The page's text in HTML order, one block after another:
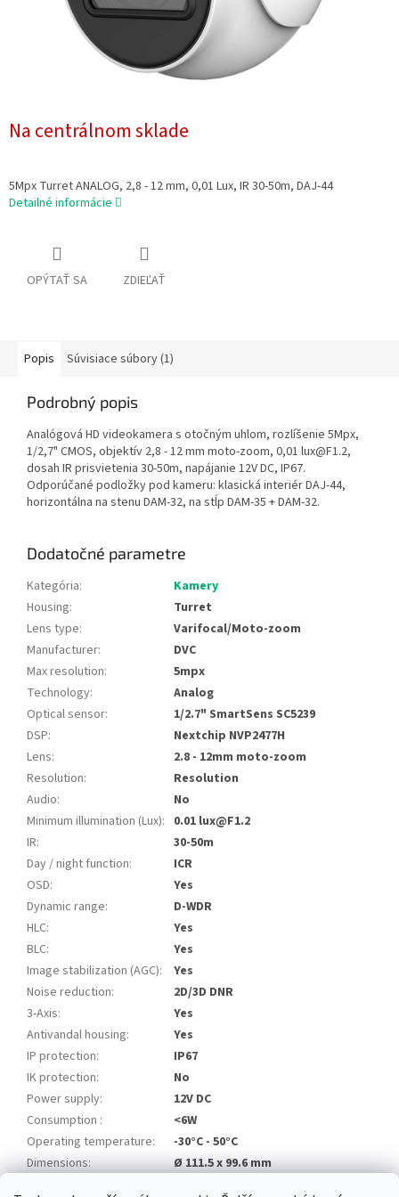
Na centrálnom sklade
5Mpx Turret ANALOG, 2,8 - 12 mm, 0,01 Lux, IR 30-50m, DAJ-44
Detailné informácie
OPÝTAŤ SA ZDIEĽAŤ
Popis Súvisiace súbory (1)
Podrobný popis
Analógová HD videokamera s otočným uhlom, rozlíšenie 5Mpx,
1/2,7" CMOS, objektív 2,8 - 12 mm moto-zoom, 0,01 lux@F1.2,
dosah IR prisvietenia 30-50m, napájanie 12V DC, IP67.
Odporúčané podložky pod kameru: klasická interiér DAJ-44,
horizontálna na stenu DAM-32, na stĺp DAM-35 + DAM-32.
Dodatočné parametre
Kategória:
Kamery
Housing:
Turret
Lens type:
Varifocal/Moto-zoom
Manufacturer:
DVC
Max resolution:
5mpx
Technology:
Analog
Optical sensor:
1/2.7" SmartSens SC5239
DSP:
Nextchip NVP2477H
Lens:
2.8 - 12mm moto-zoom
Resolution:
Resolution
Audio:
No
Minimum illumination (Lux): 0.01 lux@F1.2
IR:
30-50m
Day / night function:
ICR
OSD:
Yes
Dynamic range:
D-WDR
HLC:
Yes
BLC:
Yes
Image stabilization (AGC):
Yes
Noise reduction:
2D/3D DNR
3-Axis:
Yes
Antivandal housing:
Yes
IP protection:
IP67
IK protection:
No
Power supply:
12V DC
Consumption :
<6W
Operating temperature:
-30°C - 50°C
Dimensions: Ø 111.5 x 99.6 mm